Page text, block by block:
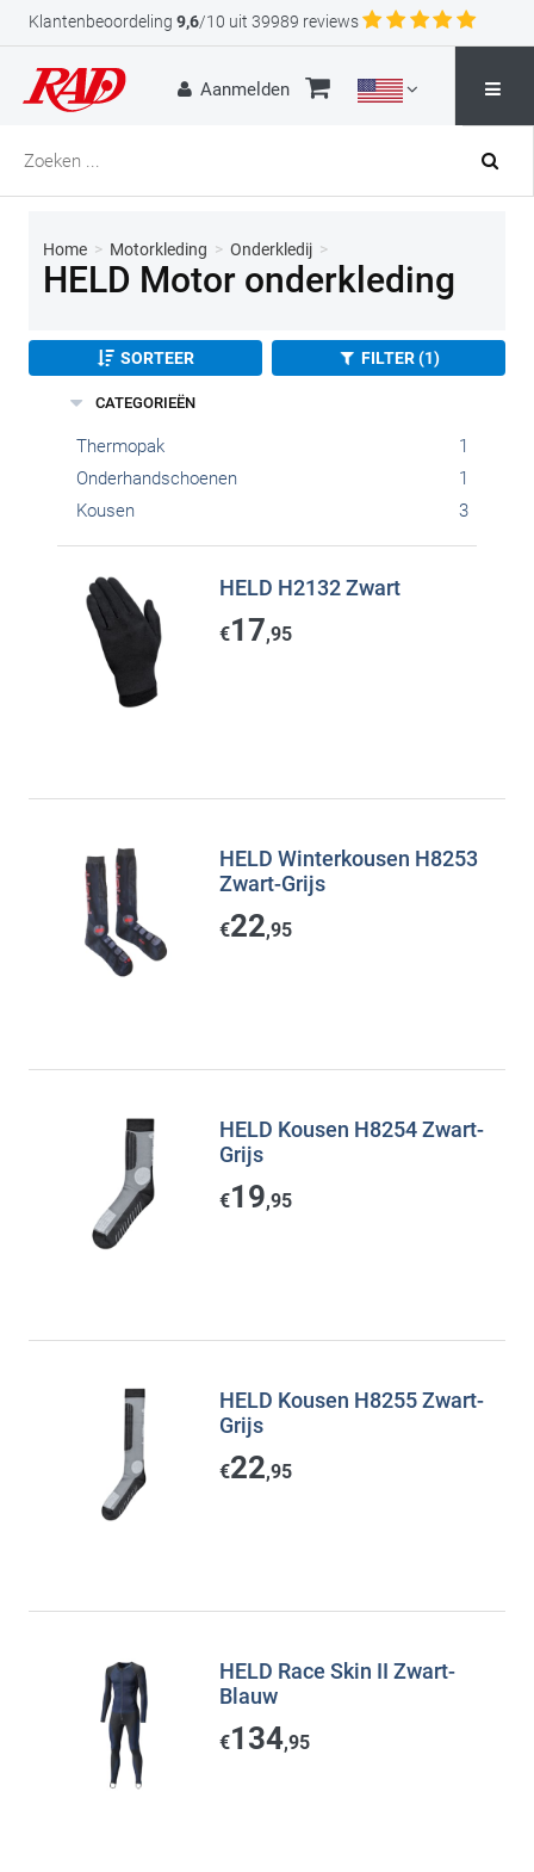
Klantenbeoordeling 9,6/10 uit 39989 reviews
Aanmelden
Home > Motorkleding > Onderkledij >
HELD Motor onderkleding
SORTEER FILTER (1)
CATEGORIEËN
Thermopak
1
Onderhandschoenen
1
Kousen
3
HELD H2132 Zwart
€17,95
HELD Winterkousen H8253
Zwart-Grijs
€22,95
HELD Kousen H8254 Zwart-
Grijs
€19,95
HELD Kousen H8255 Zwart-
Grijs
€22,95
HELD Race Skin II Zwart-
Blauw
€134,95